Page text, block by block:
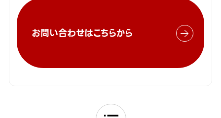
お問い合わせはこちらから